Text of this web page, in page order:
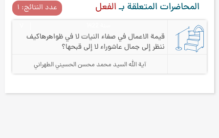
المحاضرات المتعلقة بـالفعل عدد النتائج: ۱
قيمة الاعمال في صفاء النيات لا في ظواهرهاكيف
ننظر إلى جمال عاشوراء لا إلى قبحها؟
آية الله السيد محمد محسن الحسيني الطهراني